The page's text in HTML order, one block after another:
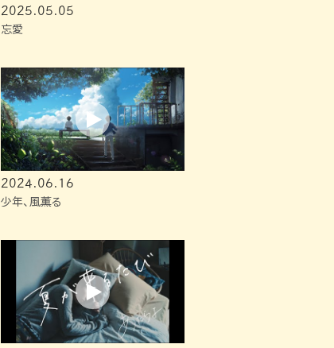
2025.05.05
忘愛
2024.06.16
少年、風薫る